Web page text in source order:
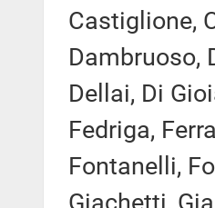
Castiglione,
Dambruoso,
Dellai, Di
Fedriga,
Fontanelli,